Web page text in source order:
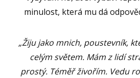
minulost, která mu dá
„Žiju jako mnich, poustevník,
celým světem. Mám z lidí
prostý. Téměř živořím. Vedu